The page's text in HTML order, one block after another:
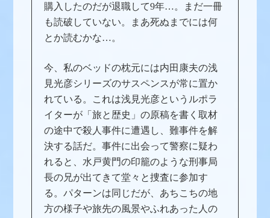
購入したのだが退職して9年…。まだ一冊
も読破していない。まあ死ぬまでには何
とか読むかな…。
今、私のベッドの枕元には内田康夫の浅
見光彦シリーズのサスペンスが常に置か
れている。これは浅見光彦というルポラ
イターが「旅と歴史」の原稿を書く取材
の途中で殺人事件に遭遇し、難事件を解
決する話だ。事件に出会って警察に疑わ
れると、水戸黄門の印籠のような刑事局
長の兄が出てきて堂々と捜査に参加す
る。パターンは同じだが、あちこちの地
方の様子や旅先の風景やふれあった人の